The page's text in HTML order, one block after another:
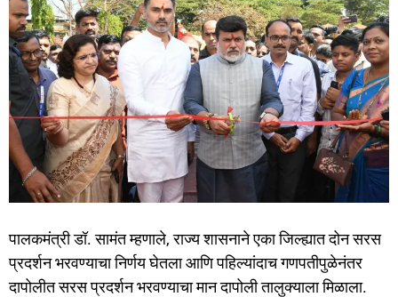
पालकमंत्री डॉ. सामंत म्हणाले, राज्य शासनाने एका जिल्ह्यात दोन सरस
प्रदर्शन भरवण्याचा निर्णय घेतला आणि पहिल्यांदाच गणपतीपुळेनंतर
दापोलीत सरस प्रदर्शन भरवण्याचा मान दापोली तालुक्याला मिळाला.